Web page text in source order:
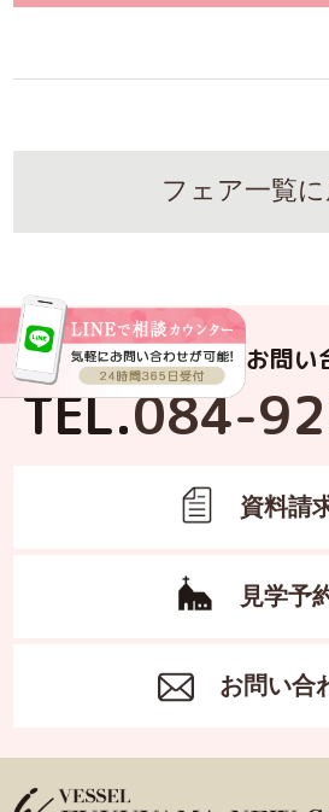
フェア一覧
お電話でもお気軽にお問い
TEL.084-
資料請
見学予
お問い合